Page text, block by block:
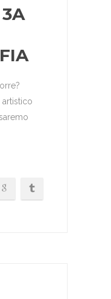
artistico